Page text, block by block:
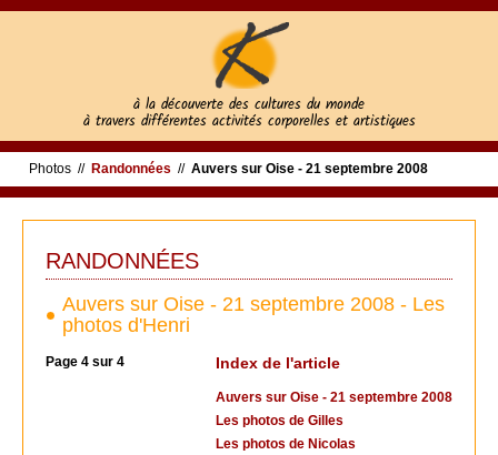
à la découverte des cultures du monde
à travers différentes activités corporelles et artistiques
Photos // Randonnées // Auvers sur Oise - 21 septembre 2008
RANDONNÉES
Auvers sur Oise - 21 septembre 2008 - Les
photos d'Henri
Index de l'article
Auvers sur Oise - 21 septembre 2008
Les photos de Gilles
Les photos de Nicolas
Page 4 sur 4